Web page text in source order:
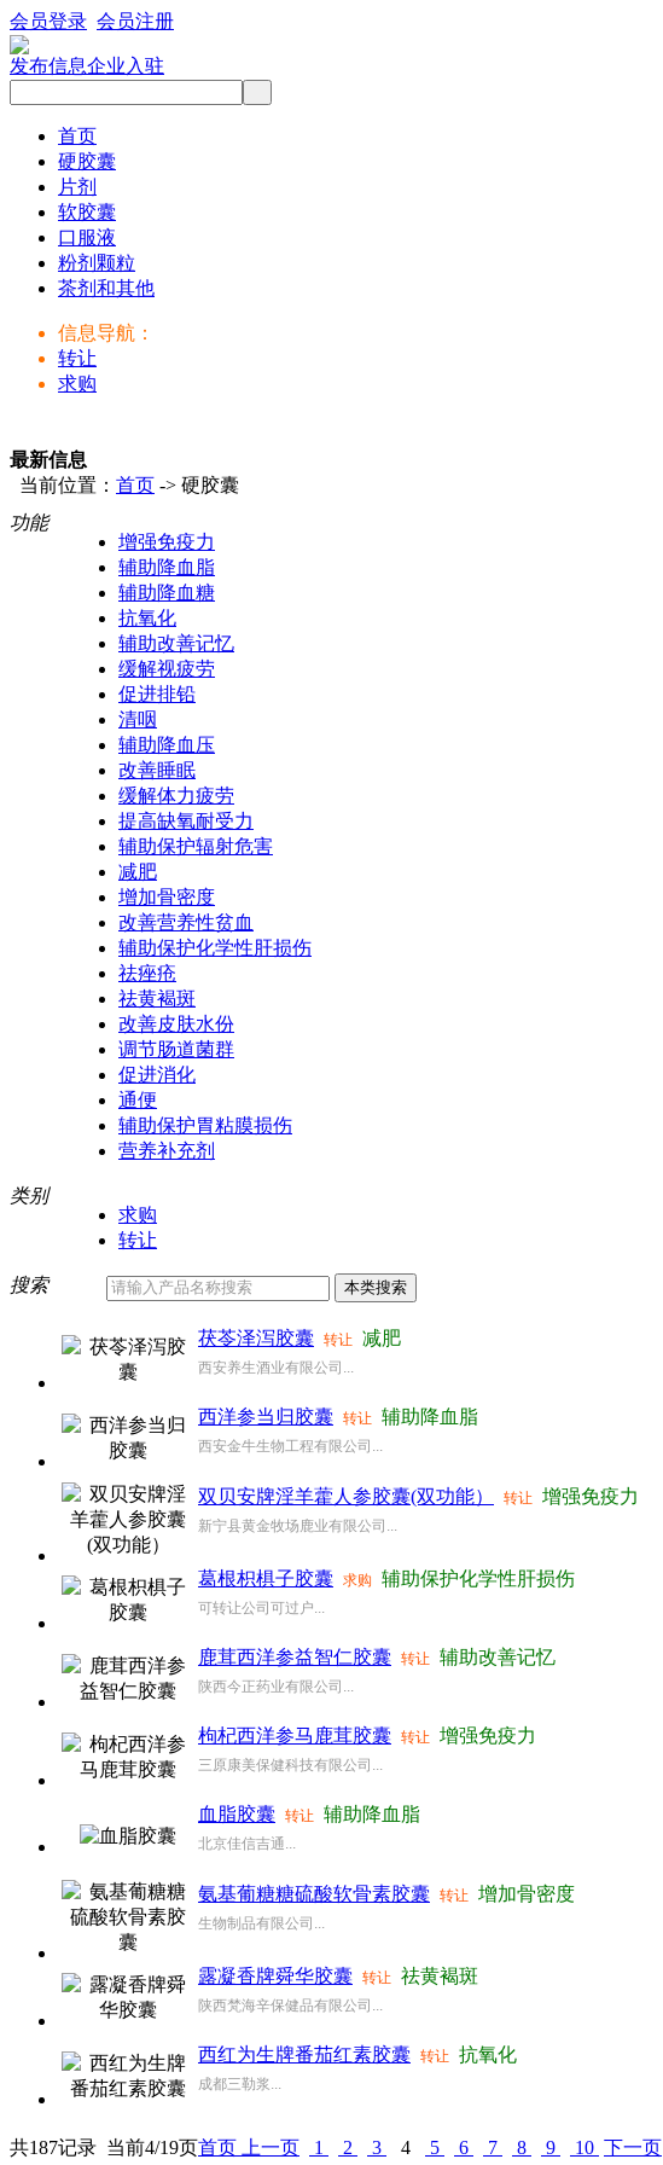
会员登录 会员注册
发布信息企业入驻
首页
硬胶囊
片剂
软胶囊
口服液
粉剂颗粒
茶剂和其他
信息导航：
转让
求购
最新信息
当前位置： 首页 -> 硬胶囊
功能
增强免疫力
辅助降血脂
辅助降血糖
抗氧化
辅助改善记忆
缓解视疲劳
促进排铅
清咽
辅助降血压
改善睡眠
缓解体力疲劳
提高缺氧耐受力
辅助保护辐射危害
减肥
增加骨密度
改善营养性贫血
辅助保护化学性肝损伤
祛痤疮
祛黄褐斑
改善皮肤水份
调节肠道菌群
促进消化
通便
辅助保护胃粘膜损伤
营养补充剂
类别
求购
转让
搜索
茯苓泽泻胶囊 转让 减肥
西安养生酒业有限公司...
西洋参当归胶囊 转让 辅助降血脂
西安金牛生物工程有限公司...
双贝安牌淫羊藿人参胶囊(双功能） 转让 增强免疫力
新宁县黄金牧场鹿业有限公司...
葛根枳椇子胶囊 求购 辅助保护化学性肝损伤
可转让公司可过户...
鹿茸西洋参益智仁胶囊 转让 辅助改善记忆
陕西今正药业有限公司...
枸杞西洋参马鹿茸胶囊 转让 增强免疫力
三原康美保健科技有限公司...
血脂胶囊 转让 辅助降血脂
北京佳信吉通...
氨基葡糖糖硫酸软骨素胶囊 转让 增加骨密度
生物制品有限公司...
露凝香牌舜华胶囊 转让 祛黄褐斑
陕西梵海辛保健品有限公司...
西红为生牌番茄红素胶囊 转让 抗氧化
成都三勒浆...
共187记录 当前4/19页首页 上一页 1 2 3 4 5 6 7 8 9 10 下一页